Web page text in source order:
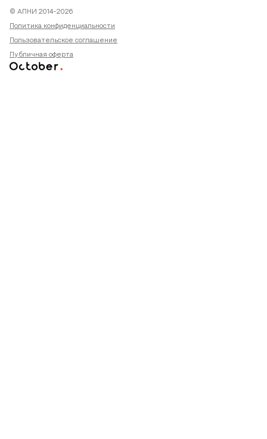
© АПНИ 2014-2026
Политика конфиденциальности
Пользовательское соглашение
Публичная оферта